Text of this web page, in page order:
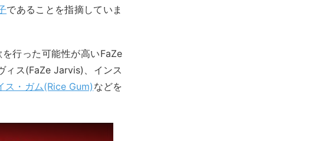
であることを指摘していま
行った可能性が高いFaZe
ィス(FaZe Jarvis)、インス
ス・ガム(Rice Gum)などを